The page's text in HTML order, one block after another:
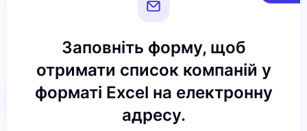
Скинути Застосовувати
Заповніть форму, щоб
отримати список компаній у
форматі Excel на електронну
адресу.